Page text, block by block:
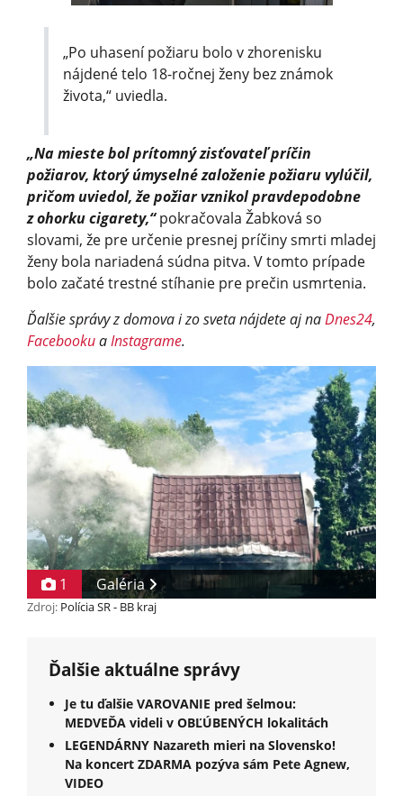
„Po uhasení požiaru bolo v zhorenisku
nájdené telo 18-ročnej ženy bez známok
života,“ uviedla.
„Na mieste bol prítomný zisťovateľ príčin
požiarov, ktorý úmyselné založenie požiaru vylúčil,
pričom uviedol, že požiar vznikol pravdepodobne
z ohorku cigarety,“pokračovala Žabková so
slovami, že pre určenie presnej príčiny smrti mladej
ženy bola nariadená súdna pitva. V tomto prípade
bolo začaté trestné stíhanie pre prečin usmrtenia.
Ďalšie správy z domova i zo sveta nájdete aj naDnes24,
FacebookuaInstagrame.
1 Galéria
Zdroj: Polícia SR - BB kraj
Ďalšie aktuálne správy
Je tu ďalšie VAROVANIE pred šelmou:
MEDVEĎA videli v OBĽÚBENÝCH lokalitách
LEGENDÁRNY Nazareth mieri na Slovensko!
Na koncert ZDARMA pozýva sám Pete Agnew,
VIDEO